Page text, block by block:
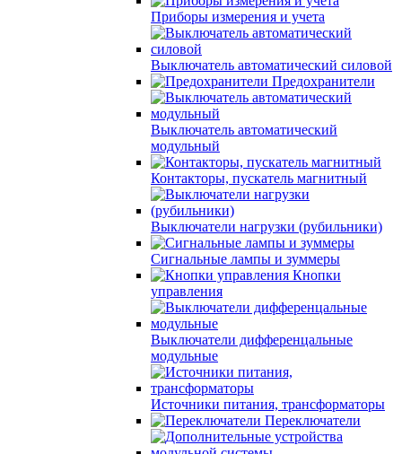
Приборы измерения и учета
Выключатель автоматический силовой
Предохранители
Выключатель автоматический
модульный
Контакторы, пускатель магнитный
Выключатели нагрузки (рубильники)
Сигнальные лампы и зуммеры
Кнопки
управления
Выключатели дифференцальные
модульные
Источники питания, трансформаторы
Переключатели